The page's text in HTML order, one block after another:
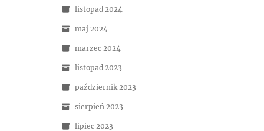
listopad 2024
maj 2024
marzec 2024
listopad 2023
październik 2023
sierpień 2023
lipiec 2023